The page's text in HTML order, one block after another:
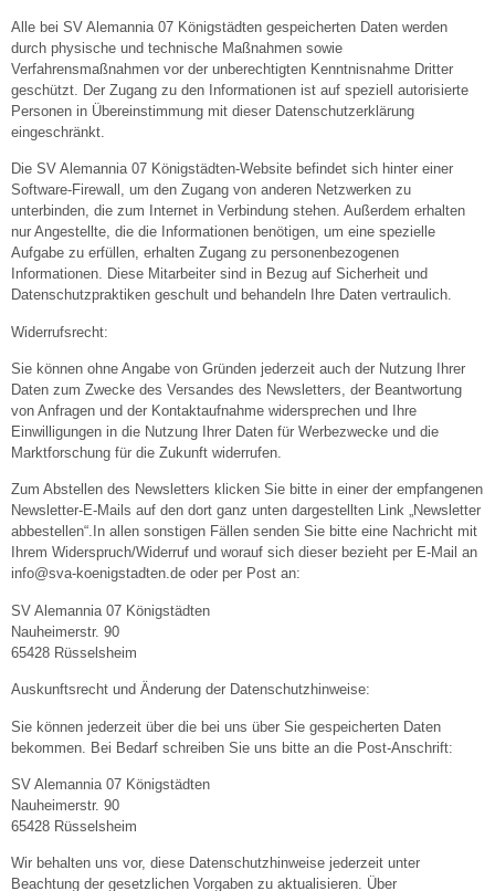
Alle bei SV Alemannia 07 Königstädten gespeicherten Daten werden
durch physische und technische Maßnahmen sowie
Verfahrensmaßnahmen vor der unberechtigten Kenntnisnahme Dritter
geschützt. Der Zugang zu den Informationen ist auf speziell autorisierte
Personen in Übereinstimmung mit dieser Datenschutzerklärung
eingeschränkt.
Die SV Alemannia 07 Königstädten-Website befindet sich hinter einer
Software-Firewall, um den Zugang von anderen Netzwerken zu
unterbinden, die zum Internet in Verbindung stehen. Außerdem erhalten
nur Angestellte, die die Informationen benötigen, um eine spezielle
Aufgabe zu erfüllen, erhalten Zugang zu personenbezogenen
Informationen. Diese Mitarbeiter sind in Bezug auf Sicherheit und
Datenschutzpraktiken geschult und behandeln Ihre Daten vertraulich.
Widerrufsrecht:
Sie können ohne Angabe von Gründen jederzeit auch der Nutzung Ihrer
Daten zum Zwecke des Versandes des Newsletters, der Beantwortung
von Anfragen und der Kontaktaufnahme widersprechen und Ihre
Einwilligungen in die Nutzung Ihrer Daten für Werbezwecke und die
Marktforschung für die Zukunft widerrufen.
Zum Abstellen des Newsletters klicken Sie bitte in einer der empfangenen
Newsletter-E-Mails auf den dort ganz unten dargestellten Link „Newsletter
abbestellen“.In allen sonstigen Fällen senden Sie bitte eine Nachricht mit
Ihrem Widerspruch/Widerruf und worauf sich dieser bezieht per E-Mail an
info@sva-koenigstadten.de oder per Post an:
SV Alemannia 07 Königstädten
Nauheimerstr. 90
65428 Rüsselsheim
Auskunftsrecht und Änderung der Datenschutzhinweise:
Sie können jederzeit über die bei uns über Sie gespeicherten Daten
bekommen. Bei Bedarf schreiben Sie uns bitte an die Post-Anschrift:
SV Alemannia 07 Königstädten
Nauheimerstr. 90
65428 Rüsselsheim
Wir behalten uns vor, diese Datenschutzhinweise jederzeit unter
Beachtung der gesetzlichen Vorgaben zu aktualisieren. Über